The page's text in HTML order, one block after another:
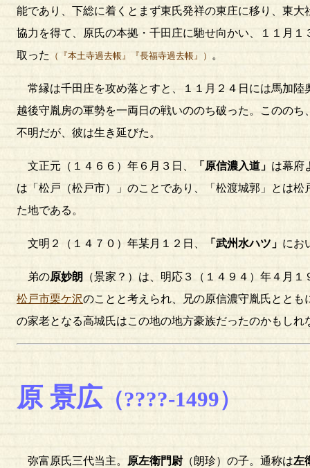
能であり、下総に着くとまず東氏発祥の東庄に移り、東
協力を得て、原氏の本拠・千田庄に馳せ向かい、１１月１
取った
（『本土寺過去帳』『長福寺過去帳』） 。
常縁は千田庄を攻め落とすと、１１月２４日には馬加陸
越後守胤房の軍勢を一両日の戦いののち破った。このの
不明だが、彼は生き延びた。
文正元（１４６６）年６月３日、 「原信濃入道」 は幕府
は「松戸（松戸市）」のことであり、「松渡城郭」とは松
た地である。
文明２（１４７０）年某月１２日、 「武州水ハツ」 にお
弟の原妙朗
（景家？）は、明応３（１４９４）年４月１
松戸市栗ケ沢のことと考えられ、兄の原信濃守胤氏とと
の家老となる高城氏はこの地の地方豪族だったのかもしれ
原 景広 （????-1499）
弥富原氏三代当主。 原左衛門尉 （朗珍）の子。通称は左